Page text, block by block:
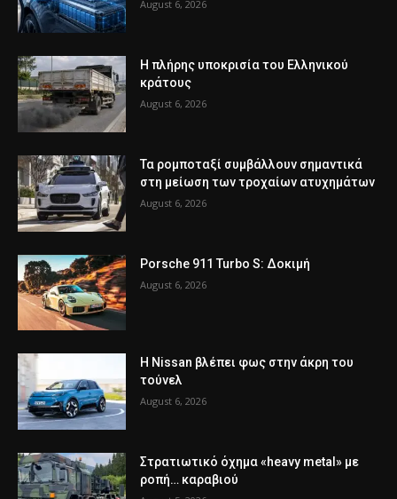
August 6, 2026
Η πλήρης υποκρισία του Ελληνικού
κράτους
August 6, 2026
Τα ρομποταξί συμβάλλουν σημαντικά
στη μείωση των τροχαίων ατυχημάτων
August 6, 2026
Porsche 911 Turbo S: Δοκιμή
August 6, 2026
Η Nissan βλέπει φως στην άκρη του
τούνελ
August 6, 2026
Στρατιωτικό όχημα «heavy metal» με
ροπή… καραβιού